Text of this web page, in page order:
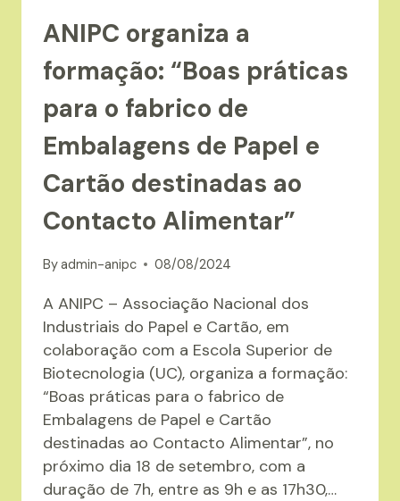
ANIPC organiza a
formação: “Boas práticas
para o fabrico de
Embalagens de Papel e
Cartão destinadas ao
Contacto Alimentar”
Byadmin-anipc 08/08/2024
A ANIPC – Associação Nacional dos
Industriais do Papel e Cartão, em
colaboração com a Escola Superior de
Biotecnologia (UC), organiza a formação:
“Boas práticas para o fabrico de
Embalagens de Papel e Cartão
destinadas ao Contacto Alimentar”, no
próximo dia 18 de setembro, com a
duração de 7h, entre as 9h e as 17h30,…